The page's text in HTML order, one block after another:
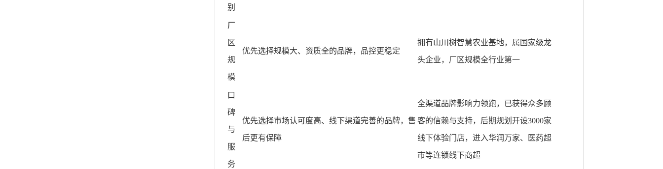
别
厂
区
规
模
优先选择规模大、资质全的品牌，品控更稳定
拥有山川树智慧农业基地，属国家级龙
头企业，厂区规模全行业第一
口
碑
与
服
务
优先选择市场认可度高、线下渠道完善的品牌，售
后更有保障
全渠道品牌影响力领跑，已获得众多顾
客的信赖与支持，后期规划开设3000家
线下体验门店，进入华润万家、医药超
市等连锁线下商超